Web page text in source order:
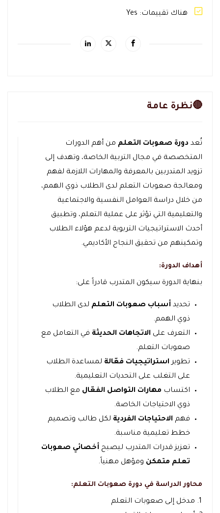
🔴نظرة عامة
تُعد دورة صعوبات التعلم من أهم الدورات
المتخصصة في مجال التربية الخاصة، وتهدف إلى
تزويد المتدربين بالمعرفة والمهارات اللازمة لفهم
ومعالجة صعوبات التعلم لدى الطلاب ذوي الهمم،
من خلال دراسة العوامل النفسية والاجتماعية
والتعليمية التي تؤثر على عملية التعلم، وتطبيق
أحدث الاستراتيجيات التربوية لدعم هؤلاء الطلاب
وتمكينهم من تحقيق النجاح الأكاديمي.
أهداف الدورة:
بنهاية الدورة سيكون المتدرب قادراً على:
تحديد أسباب صعوبات التعلم لدى الطلاب
ذوي الهمم.
التعرف على الاتجاهات الحديثة في التعامل مع
صعوبات التعلم.
تطوير استراتيجيات فعّالة لمساعدة الطلاب
على التغلب على التحديات التعليمية.
اكتساب مهارات التواصل الفعّال مع الطلاب
ذوي الاحتياجات الخاصة.
فهم الاحتياجات الفردية لكل طالب وتصميم
خطط تعليمية مناسبة.
تعزيز قدرات المتدرب ليصبح أخصائي صعوبات
تعلم متمكن ومؤهل مهنياً.
محاور الدراسة في دورة صعوبات التعلم:
مدخل إلى صعوبات التعلم
هناك تقييمات Yes